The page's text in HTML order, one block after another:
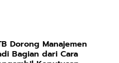
Dorong Manajemen
Bagian dari Cara